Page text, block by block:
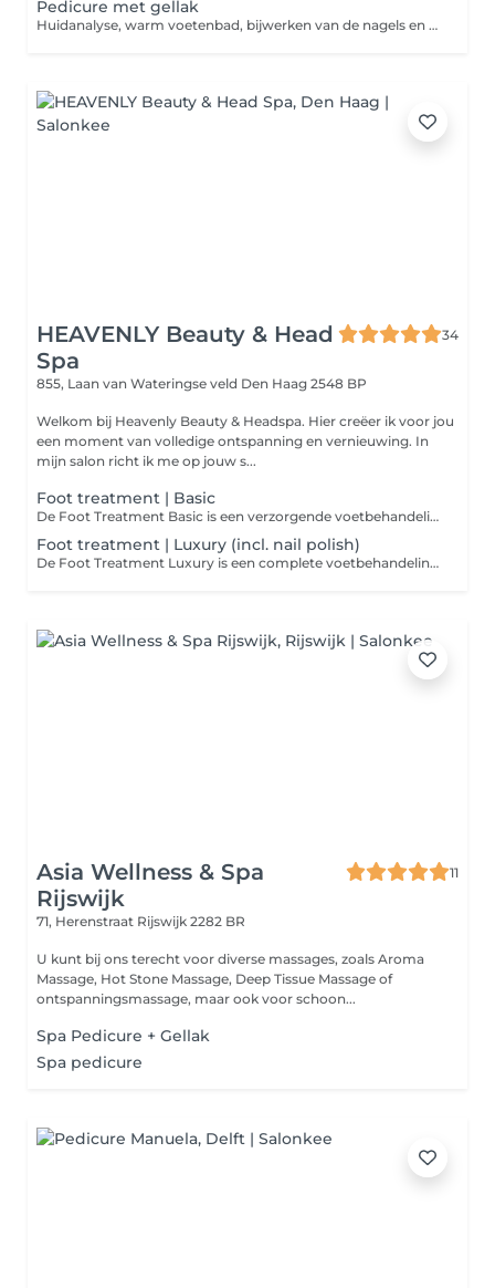
Pedicure met gellak
Huidanalyse, warm voetenbad, bijwerken van de nagels en nagelriemen, eelt verwijderen, peeling en masker, gellak
HEAVENLY Beauty & Head
Spa
34
855, Laan van Wateringse veld Den Haag 2548 BP
Welkom bij Heavenly Beauty & Headspa. Hier creëer ik voor jou
een moment van volledige ontspanning en vernieuwing. In
mijn salon richt ik me op jouw s...
Foot treatment | Basic
De Foot Treatment Basic is een verzorgende voetbehandeling gericht op het onderhouden van de huid en nagels van de voeten. Tijdens deze behandeling worden de teennagels in model gevijld, nagelriemen verzorgd en lichte eeltzones zacht behandeld. De behandeling wordt afgesloten met een hydraterende voetcrème, voor frisse, zachte en verzorgde voeten. Let op: deze behandeling bevat geen nagellak of Gellack.
Foot treatment | Luxury (incl. nail polish)
De Foot Treatment Luxury is een complete voetbehandeling voor verzorgde, frisse voeten. Teennagels worden in model gevijld, nagelriemen verzorgd en lichte eeltzones zacht verwijderd. Na een hydraterende verzorging worden de nagels gelakt met traditionele nagellak of langhoudende Gellack. De behandeling wordt afgesloten met een voedende voetcrème voor een zachte, verzorgde finish.
Asia Wellness & Spa
Rijswijk
11
71, Herenstraat Rijswijk 2282 BR
U kunt bij ons terecht voor diverse massages, zoals Aroma
Massage, Hot Stone Massage, Deep Tissue Massage of
ontspanningsmassage, maar ook voor schoon...
Spa Pedicure + Gellak
Spa pedicure